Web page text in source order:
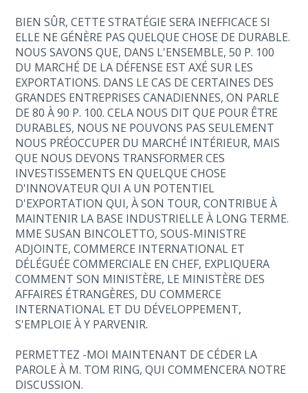
BIEN SÛR, CETTE STRATÉGIE SERA INEFFICACE SI
ELLE NE GÉNÈRE PAS QUELQUE CHOSE DE DURABLE.
NOUS SAVONS QUE, DANS L'ENSEMBLE, 50 P. 100
DU MARCHÉ DE LA DÉFENSE EST AXÉ SUR LES
EXPORTATIONS. DANS LE CAS DE CERTAINES DES
GRANDES ENTREPRISES CANADIENNES, ON PARLE
DE 80 À 90 P. 100. CELA NOUS DIT QUE POUR ÊTRE
DURABLES, NOUS NE POUVONS PAS SEULEMENT
NOUS PRÉOCCUPER DU MARCHÉ INTÉRIEUR, MAIS
QUE NOUS DEVONS TRANSFORMER CES
INVESTISSEMENTS EN QUELQUE CHOSE
D'INNOVATEUR QUI A UN POTENTIEL
D'EXPORTATION QUI, À SON TOUR, CONTRIBUE À
MAINTENIR LA BASE INDUSTRIELLE À LONG TERME.
MME SUSAN BINCOLETTO, SOUS-MINISTRE
ADJOINTE, COMMERCE INTERNATIONAL ET
DÉLÉGUÉE COMMERCIALE EN CHEF, EXPLIQUERA
COMMENT SON MINISTÈRE, LE MINISTÈRE DES
AFFAIRES ÉTRANGÈRES, DU COMMERCE
INTERNATIONAL ET DU DÉVELOPPEMENT,
S'EMPLOIE À Y PARVENIR.
PERMETTEZ -MOI MAINTENANT DE CÉDER LA
PAROLE À M. TOM RING, QUI COMMENCERA NOTRE
DISCUSSION.